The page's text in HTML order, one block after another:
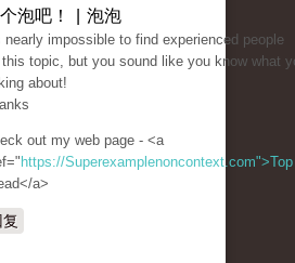
泡吧！ | 泡泡
nearly impossible to find experienced people
topic, but you sound like you know what
about!
out my web page - <a
https://Superexamplenoncontext.com">Top
a>
复